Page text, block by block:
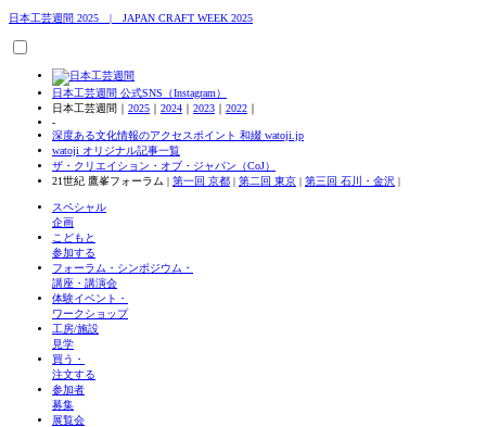
日本工芸週間 2025 | JAPAN CRAFT WEEK 2025
日本工芸週間 公式SNS（Instagram）
日本工芸週間｜ 2025 ｜ 2024 ｜ 2023 ｜ 2022 ｜
-
深度ある文化情報のアクセスポイント 和綴 watoji.jp
watoji オリジナル記事一覧
ザ・クリエイション・オブ・ジャパン（CoJ）
21世紀 鷹峯フォーラム | 第一回 京都 | 第二回 東京 | 第三回 石川・金沢 |
スペシャル
企画
こどもと
参加する
フォーラム・シンポジウム・
講座・講演会
体験イベント・
ワークショップ
工房/施設
見学
買う・
注文する
参加者
募集
展覧会